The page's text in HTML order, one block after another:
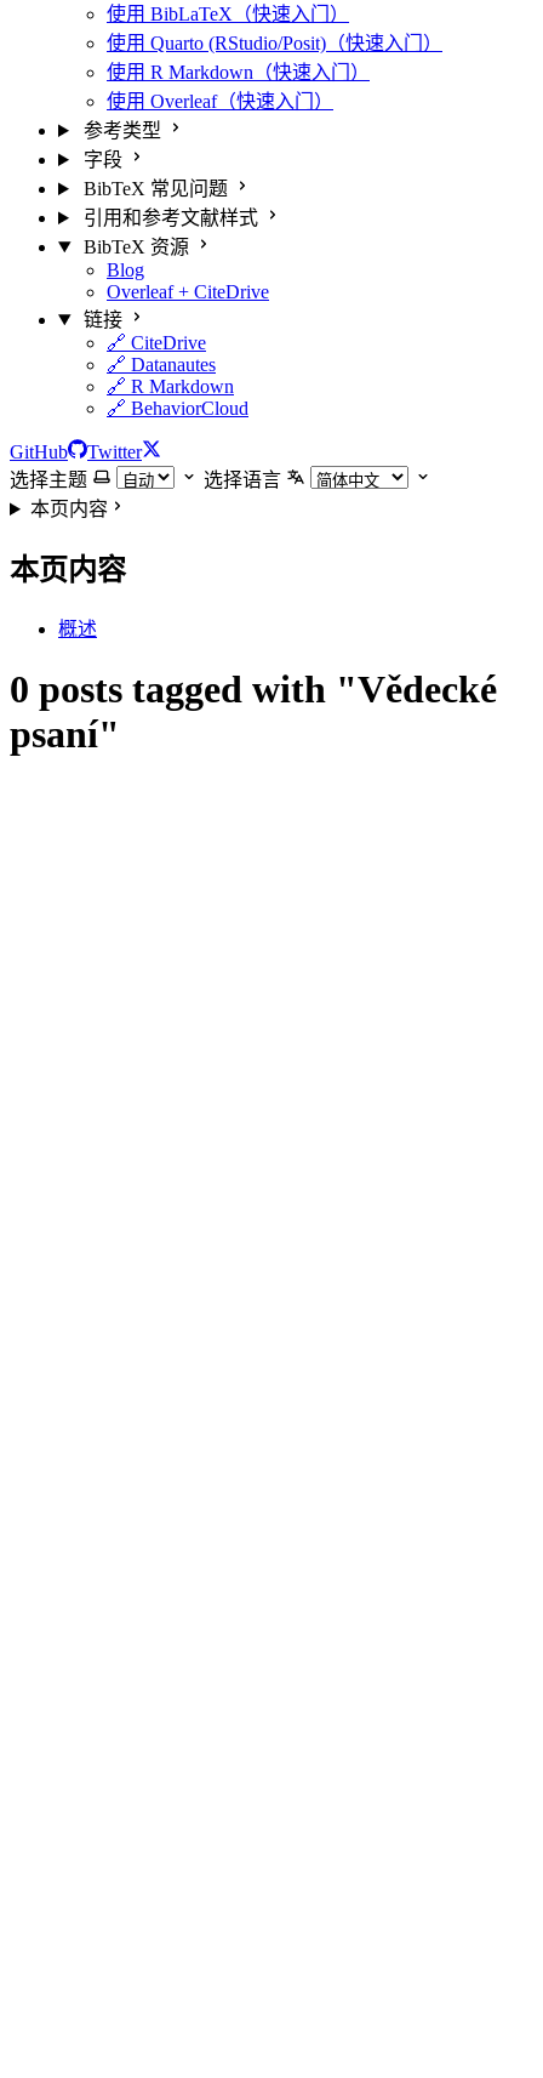
使用 BibLaTeX（快速入门）
使用 Quarto (RStudio/Posit)（快速入门）
使用 R Markdown（快速入门）
使用 Overleaf（快速入门）
参考类型
字段
BibTeX 常见问题
引用和参考文献样式
BibTeX 资源
Blog
Overleaf + CiteDrive
链接
🔗 CiteDrive
🔗 Datanautes
🔗 R Markdown
🔗 BehaviorCloud
GitHub
Twitter
选择主题
选择语言
本页内容
本页内容
概述
0 posts tagged with "Vědecké
psaní"